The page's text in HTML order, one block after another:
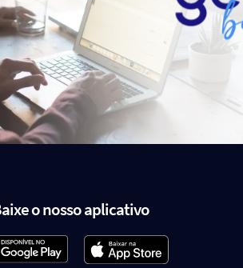
o nosso aplicativo